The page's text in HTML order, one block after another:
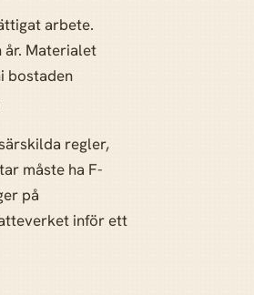
arbete.
år. Materialet
bostaden
regler,
måste ha F-
på
inför ett